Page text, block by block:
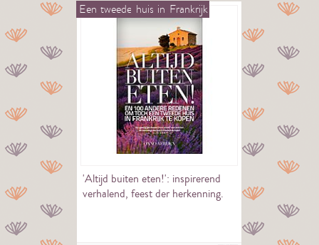
Een tweede huis in Frankrijk
'Altijd buiten eten!': inspirerend
verhalend, feest der herkenning.